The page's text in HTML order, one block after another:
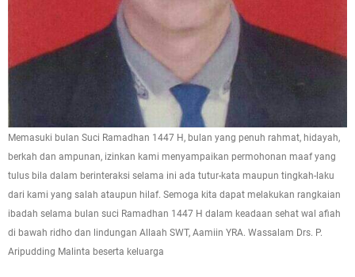
Memasuki bulan Suci Ramadhan 1447 H, bulan yang penuh rahmat, hidayah,
berkah dan ampunan, izinkan kami menyampaikan permohonan maaf yang
tulus bila dalam berinteraksi selama ini ada tutur-kata maupun tingkah-laku
dari kami yang salah ataupun hilaf. Semoga kita dapat melakukan rangkaian
ibadah selama bulan suci Ramadhan 1447 H dalam keadaan sehat wal afiah
di bawah ridho dan lindungan Allaah SWT, Aamiin YRA. Wassalam Drs. P.
Aripudding Malinta beserta keluarga